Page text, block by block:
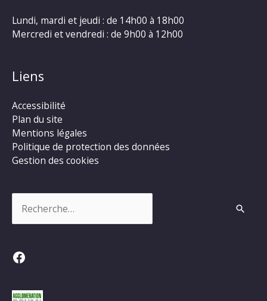
Lundi, mardi et jeudi : de 14h00 à 18h00
Mercredi et vendredi : de 9h00 à 12h00
Liens
Accessibilité
Plan du site
Mentions légales
Politique de protection des données
Gestion des cookies
Facebook